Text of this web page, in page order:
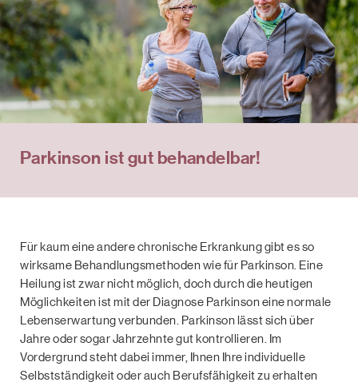
Parkinson ist gut behandelbar!
Für kaum eine andere chronische Erkrankung gibt es so
wirksame Behandlungsmethoden wie für Parkinson. Eine
Heilung ist zwar nicht möglich, doch durch die heutigen
Möglichkeiten ist mit der Diagnose Parkinson eine normale
Lebenserwartung verbunden. Parkinson lässt sich über
Jahre oder sogar Jahrzehnte gut kontrollieren. Im
Vordergrund steht dabei immer, Ihnen Ihre individuelle
Selbstständigkeit oder auch Berufsfähigkeit zu erhalten